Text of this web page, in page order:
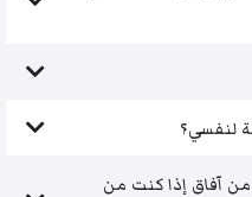
لنفسي؟
آفاق إذا كنت من